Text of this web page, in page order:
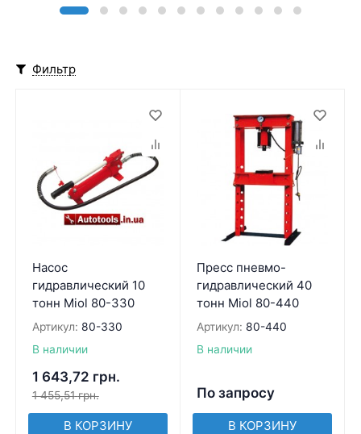
Фильтр
Насос
гидравлический 10
тонн Miol 80-330
Артикул: 80-330
В наличии
1 643,72 грн.
1 455,51 грн.
В КОРЗИНУ
Пресс пневмо-
гидравлический 40
тонн Miol 80-440
Артикул: 80-440
В наличии
По запросу
В КОРЗИНУ